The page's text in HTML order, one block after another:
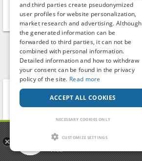
Männer, aber manchmal auch Paare.
Köln-Nordrhein-Westfalen
1 2 4
Search term
Dating, Chat & more
Free
and third parties create pseudonymized
user profiles for website personalization,
market research and advertising. Although
the generated information can be
forwarded to third parties, it can not be
combined with personal information.
Detailed information and how to withdraw
your consent can be found in the privacy
policy of the site. Read more
ACCEPT ALL COOKIES
NECESSARY COOKIES ONLY
CUSTOMIZE SETTINGS